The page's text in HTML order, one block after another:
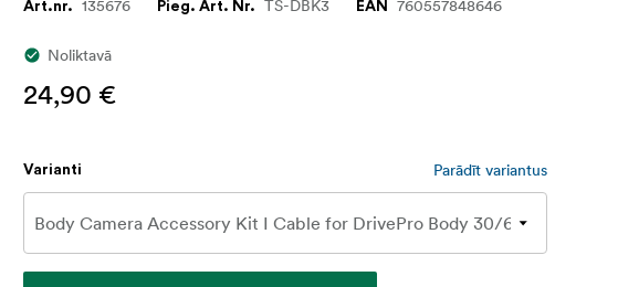
Art.nr. 135676 Pieg. Art. Nr. TS-DBK3 EAN 760557848646
Noliktavā
24,90 €
Varianti Parādīt variantus